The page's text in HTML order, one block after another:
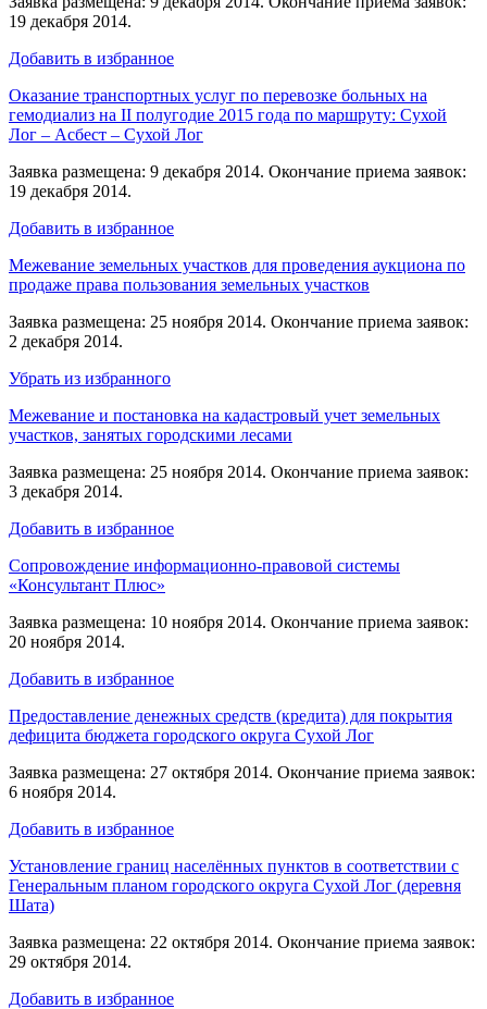
19 декабря 2014.
Добавить в избранное
Оказание транспортных услуг по перевозке больных на
гемодиализ на II полугодие 2015 года по маршруту: Сухой
Лог – Асбест – Сухой Лог
Заявка размещена: 9 декабря 2014. Окончание приема заявок:
19 декабря 2014.
Добавить в избранное
Межевание земельных участков для проведения аукциона по
продаже права пользования земельных участков
Заявка размещена: 25 ноября 2014. Окончание приема заявок:
2 декабря 2014.
Убрать из избранного
Межевание и постановка на кадастровый учет земельных
участков, занятых городскими лесами
Заявка размещена: 25 ноября 2014. Окончание приема заявок:
3 декабря 2014.
Добавить в избранное
Сопровождение информационно-правовой системы
«Консультант Плюс»
Заявка размещена: 10 ноября 2014. Окончание приема заявок:
20 ноября 2014.
Добавить в избранное
Предоставление денежных средств (кредита) для покрытия
дефицита бюджета городского округа Сухой Лог
Заявка размещена: 27 октября 2014. Окончание приема заявок:
6 ноября 2014.
Добавить в избранное
Установление границ населённых пунктов в соответствии с
Генеральным планом городского округа Сухой Лог (деревня
Шата)
Заявка размещена: 22 октября 2014. Окончание приема заявок:
29 октября 2014.
Добавить в избранное